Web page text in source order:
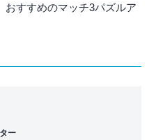
おすすめのマッチ3パズルア
ー